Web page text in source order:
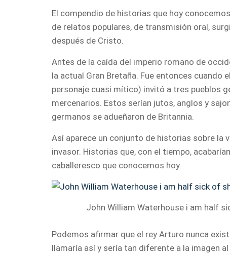
El compendio de historias que hoy
de relatos populares, de transmisión oral,
después de Cristo.
Antes de la caída del imperio romano de
la actual Gran Bretaña. Fue entonces cuando
personaje cuasi mítico) invitó a tres pueblos
mercenarios. Estos serían jutos, anglos y
germanos se adueñaron de Britannia.
Así aparece un conjunto de historias sobre
invasor. Historias que, con el tiempo,
caballeresco que conocemos hoy.
John William Waterhouse i am half
Podemos afirmar que el rey Arturo nunca
llamaría así y sería tan diferente a la imagen